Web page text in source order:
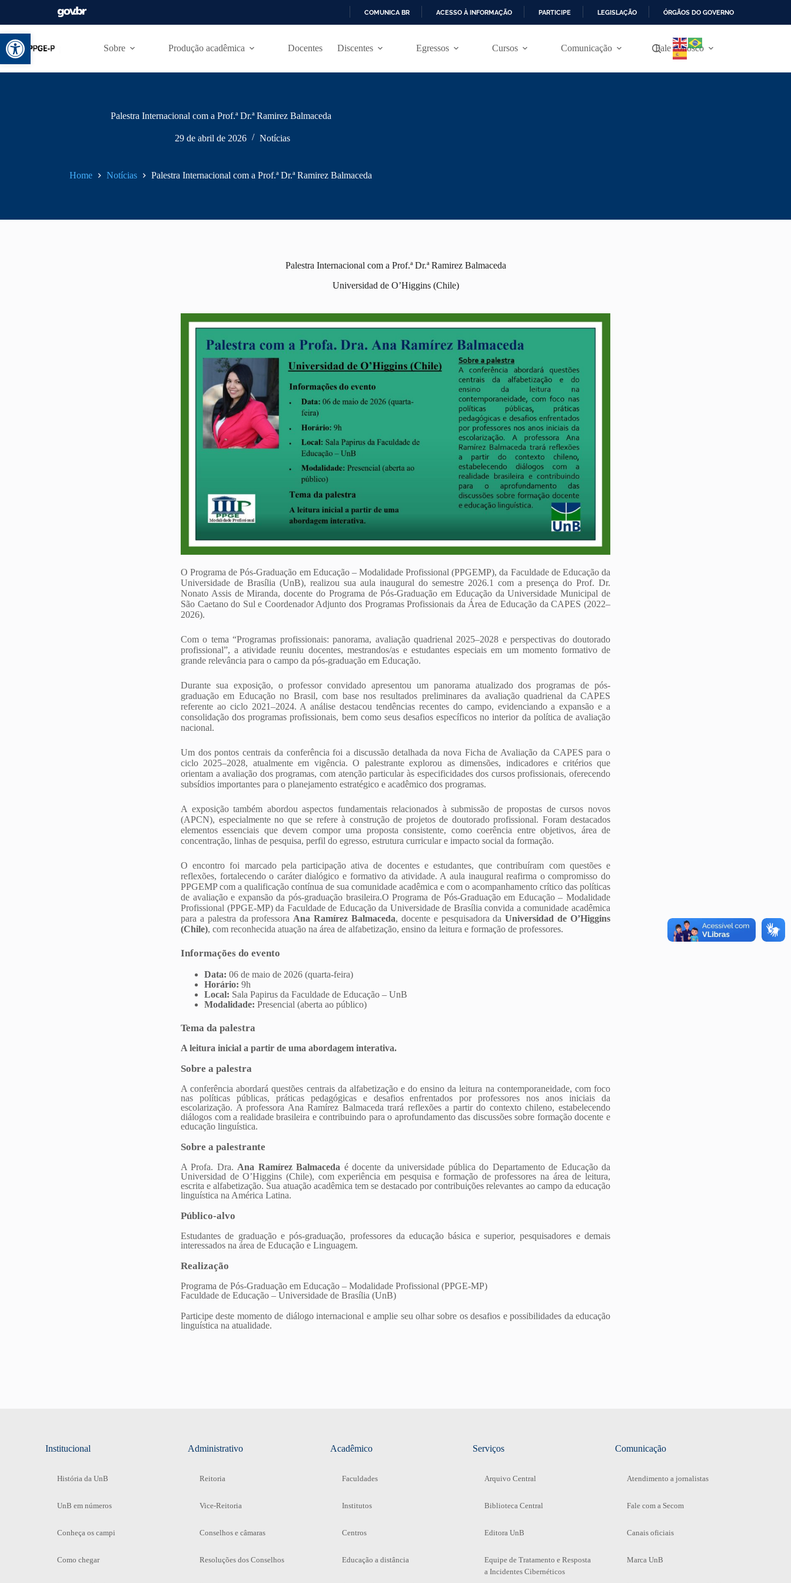
Abrir a barra de ferramentas
R
COMUNICA BR ACESSO À INFORMAÇÃO PARTICIPE LEGISLAÇÃO ÓRGÃOS DO GOVERNO
Sobre Produção acadêmica Docentes Discentes Egressos Cursos Comunicação Fale conosco
Palestra Internacional com a Prof.ª Dr.ª Ramirez Balmaceda
29 de abril de 2026 Notícias
Home Notícias Palestra Internacional com a Prof.ª Dr.ª Ramirez Balmaceda
Palestra Internacional com a Prof.ª Dr.ª Ramirez Balmaceda
Universidad de O’Higgins (Chile)
O Programa de Pós-Graduação em Educação – Modalidade Profissional (PPGEMP), da Faculdade de Educação da
Universidade de Brasília (UnB), realizou sua aula inaugural do semestre 2026.1 com a presença do Prof. Dr.
Nonato Assis de Miranda, docente do Programa de Pós-Graduação em Educação da Universidade Municipal de
São Caetano do Sul e Coordenador Adjunto dos Programas Profissionais da Área de Educação da CAPES (2022–
2026).
Com o tema “Programas profissionais: panorama, avaliação quadrienal 2025–2028 e perspectivas do doutorado
profissional”, a atividade reuniu docentes, mestrandos/as e estudantes especiais em um momento formativo de
grande relevância para o campo da pós-graduação em Educação.
Durante sua exposição, o professor convidado apresentou um panorama atualizado dos programas de pós-
graduação em Educação no Brasil, com base nos resultados preliminares da avaliação quadrienal da CAPES
referente ao ciclo 2021–2024. A análise destacou tendências recentes do campo, evidenciando a expansão e a
consolidação dos programas profissionais, bem como seus desafios específicos no interior da política de avaliação
nacional.
Um dos pontos centrais da conferência foi a discussão detalhada da nova Ficha de Avaliação da CAPES para o
ciclo 2025–2028, atualmente em vigência. O palestrante explorou as dimensões, indicadores e critérios que
orientam a avaliação dos programas, com atenção particular às especificidades dos cursos profissionais, oferecendo
subsídios importantes para o planejamento estratégico e acadêmico dos programas.
A exposição também abordou aspectos fundamentais relacionados à submissão de propostas de cursos novos
(APCN), especialmente no que se refere à construção de projetos de doutorado profissional. Foram destacados
elementos essenciais que devem compor uma proposta consistente, como coerência entre objetivos, área de
concentração, linhas de pesquisa, perfil do egresso, estrutura curricular e impacto social da formação.
O encontro foi marcado pela participação ativa de docentes e estudantes, que contribuíram com questões e
reflexões, fortalecendo o caráter dialógico e formativo da atividade. A aula inaugural reafirma o compromisso do
PPGEMP com a qualificação contínua de sua comunidade acadêmica e com o acompanhamento crítico das políticas
de avaliação e expansão da pós-graduação brasileira.O Programa de Pós-Graduação em Educação – Modalidade
Profissional (PPGE-MP) da Faculdade de Educação da Universidade de Brasília convida a comunidade acadêmica
para a palestra da professora Ana Ramírez Balmaceda, docente e pesquisadora daUniversidad de O’Higgins
(Chile), com reconhecida atuação na área de alfabetização, ensino da leitura e formação de professores.
Informações do evento
Data: 06 de maio de 2026 (quarta-feira)
Horário: 9h
Local: Sala Papirus da Faculdade de Educação – UnB
Modalidade: Presencial (aberta ao público)
Tema da palestra
A leitura inicial a partir de uma abordagem interativa.
Sobre a palestra
A conferência abordará questões centrais da alfabetização e do ensino da leitura na contemporaneidade, com foco
nas políticas públicas, práticas pedagógicas e desafios enfrentados por professores nos anos iniciais da
escolarização. A professora Ana Ramírez Balmaceda trará reflexões a partir do contexto chileno, estabelecendo
diálogos com a realidade brasileira e contribuindo para o aprofundamento das discussões sobre formação docente e
educação linguística.
Sobre a palestrante
A Profa. Dra. Ana Ramírez Balmaceda é docente da universidade pública do Departamento de Educação da
Universidad de O’Higgins (Chile), com experiência em pesquisa e formação de professores na área de leitura,
escrita e alfabetização. Sua atuação acadêmica tem se destacado por contribuições relevantes ao campo da educação
linguística na América Latina.
Público-alvo
Estudantes de graduação e pós-graduação, professores da educação básica e superior, pesquisadores e demais
interessados na área de Educação e Linguagem.
Realização
Programa de Pós-Graduação em Educação – Modalidade Profissional (PPGE-MP)
Faculdade de Educação – Universidade de Brasília (UnB)
Participe deste momento de diálogo internacional e amplie seu olhar sobre os desafios e possibilidades da educação
linguística na atualidade.
Institucional
História da UnB
UnB em números
Conheça os campi
Como chegar
Administrativo
Reitoria
Vice-Reitoria
Conselhos e câmaras
Resoluções dos Conselhos
Acadêmico
Faculdades
Institutos
Centros
Educação a distância
Serviços
Arquivo Central
Biblioteca Central
Editora UnB
Equipe de Tratamento e Resposta
a Incidentes Cibernéticos
Comunicação
Atendimento a jornalistas
Fale com a Secom
Canais oficiais
Marca UnB